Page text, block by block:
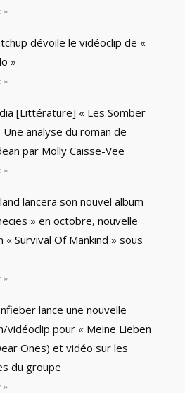
»
dévoile le vidéoclip de «
»
»
[Littérature] « Les Somber
Une analyse du roman de
par Molly Caisse-Vee
»
lancera son nouvel album
» en octobre, nouvelle
« Survival Of Mankind » sous
»
lance une nouvelle
vidéoclip pour « Meine Lieben
Ones) et vidéo sur les
du groupe
»